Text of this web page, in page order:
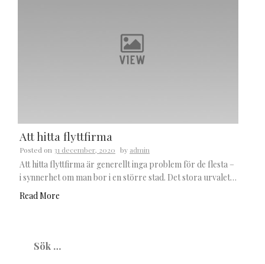
Att hitta flyttfirma
Posted on 31 december, 2020 by admin
Att hitta flyttfirma är generellt inga problem för de flesta –
i synnerhet om man bor i en större stad. Det stora urvalet…
Read More
efter: